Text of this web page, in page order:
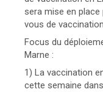
sera mise en
vous de
Focus du
Marne :
1) La vaccination
cette semaine